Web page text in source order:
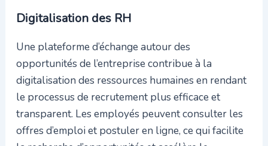
Digitalisation des RH
Une plateforme d’échange autour des
opportunités de l’entreprise contribue à la
digitalisation des ressources humaines en rendant
le processus de recrutement plus efficace et
transparent. Les employés peuvent consulter les
offres d’emploi et postuler en ligne, ce qui facilite